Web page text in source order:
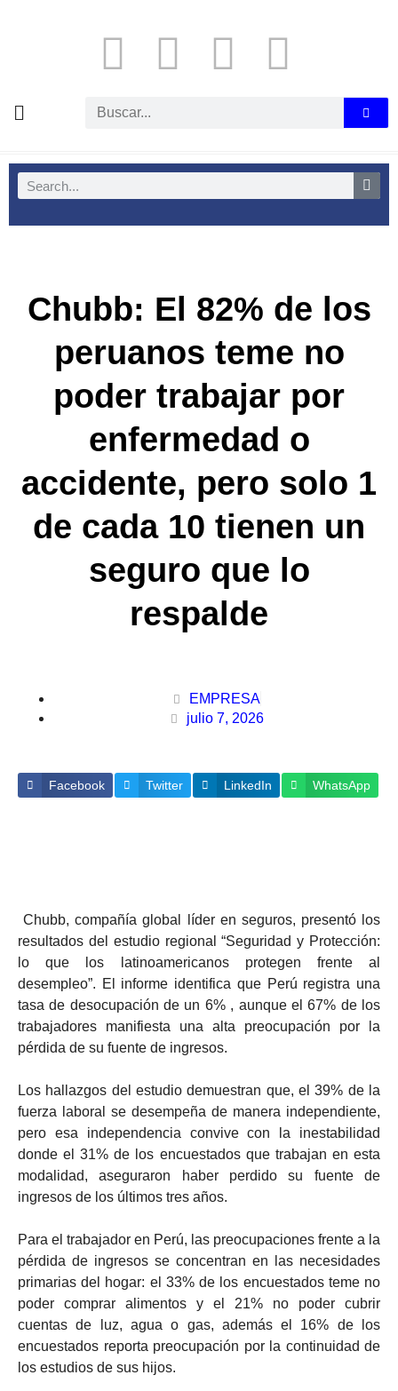
Chubb: El 82% de los
peruanos teme no
poder trabajar por
enfermedad o
accidente, pero solo 1
de cada 10 tienen un
seguro que lo
respalde
EMPRESA
julio 7, 2026
Facebook Twitter LinkedIn WhatsApp
Chubb, compañía global líder en seguros, presentó los
resultados del estudio regional “Seguridad y Protección:
lo que los latinoamericanos protegen frente al
desempleo”. El informe identifica que Perú registra una
tasa de desocupación de un 6% , aunque el 67% de los
trabajadores manifiesta una alta preocupación por la
pérdida de su fuente de ingresos.
Los hallazgos del estudio demuestran que, el 39% de la
fuerza laboral se desempeña de manera independiente,
pero esa independencia convive con la inestabilidad
donde el 31% de los encuestados que trabajan en esta
modalidad, aseguraron haber perdido su fuente de
ingresos de los últimos tres años.
Para el trabajador en Perú, las preocupaciones frente a la
pérdida de ingresos se concentran en las necesidades
primarias del hogar: el 33% de los encuestados teme no
poder comprar alimentos y el 21% no poder cubrir
cuentas de luz, agua o gas, además el 16% de los
encuestados reporta preocupación por la continuidad de
los estudios de sus hijos.